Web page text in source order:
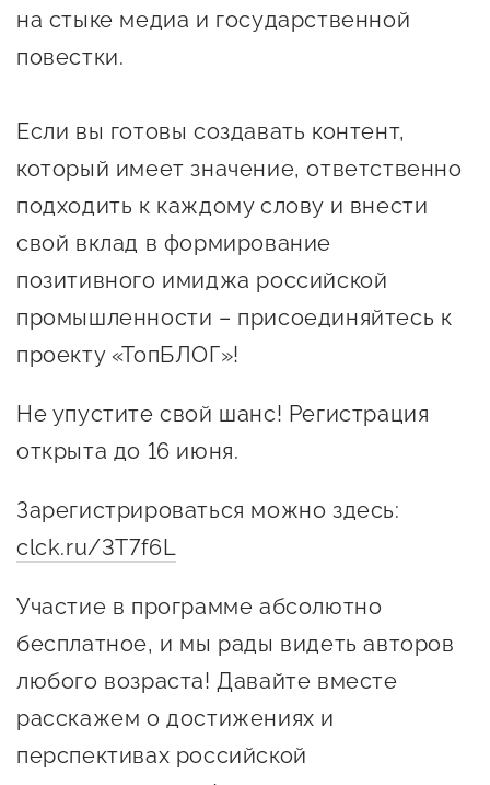
Оказание услуг в
О центре
Обучающие
Проекты
Поддержка центра
Онлайн-витрина
Экскурсии на
Нормативные
документы
предпринимателя
Органы власти
предоставляющие поддержку
Каталог креативной
продукции
Госзакупки для малого
бизнеса
Инвестору
Самозанятому
Новости УФНС
Каталог грантов
на стыке медиа и государственной
повестки.
Если вы готовы создавать контент,
который имеет значение, ответственно
подходить к каждому слову и внести
свой вклад в формирование
позитивного имиджа российской
промышленности – присоединяйтесь к
проекту «ТопБЛОГ»!
Не упустите свой шанс! Регистрация
открыта до 16 июня.
Зарегистрироваться можно здесь:
clck.ru/3T7f6L
Участие в программе абсолютно
бесплатное, и мы рады видеть авторов
любого возраста! Давайте вместе
расскажем о достижениях и
перспективах российской